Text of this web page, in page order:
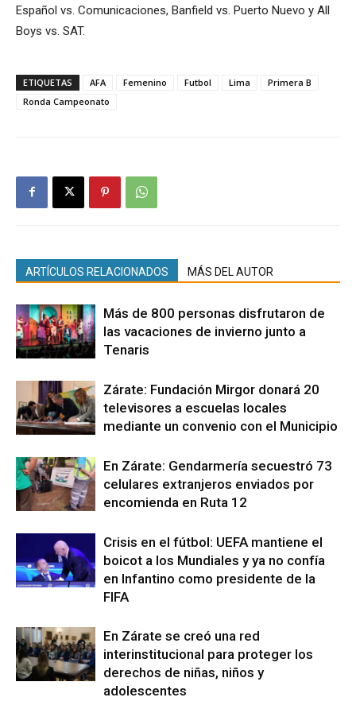
Español vs. Comunicaciones, Banfield vs. Puerto Nuevo y All
Boys vs. SAT.
ETIQUETAS AFA Femenino Futbol Lima
Primera B
Ronda Campeonato
ARTÍCULOS RELACIONADOS MÁS DEL AUTOR
Más de 800 personas disfrutaron de
las vacaciones de invierno junto a
Tenaris
Zárate: Fundación Mirgor donará 20
televisores a escuelas locales
mediante un convenio con el Municipio
En Zárate: Gendarmería secuestró 73
celulares extranjeros enviados por
encomienda en Ruta 12
Crisis en el fútbol: UEFA mantiene el
boicot a los Mundiales y ya no confía
en Infantino como presidente de la
FIFA
En Zárate se creó una red
interinstitucional para proteger los
derechos de niñas, niños y
adolescentes